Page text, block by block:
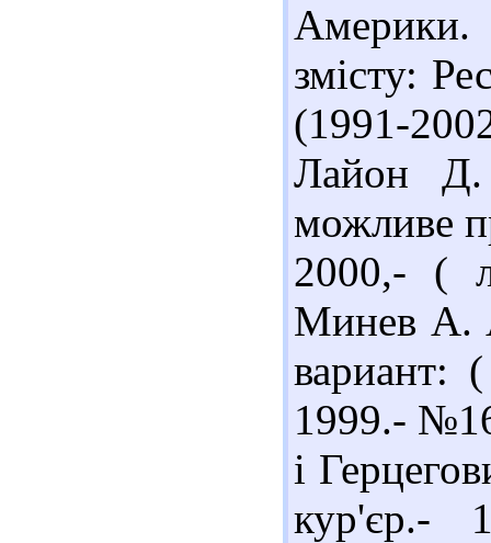
Америки.
змісту:
(1991-
Лайон Д.
можливе
2000,- (
Минев А.
вариант:
1999.-
і